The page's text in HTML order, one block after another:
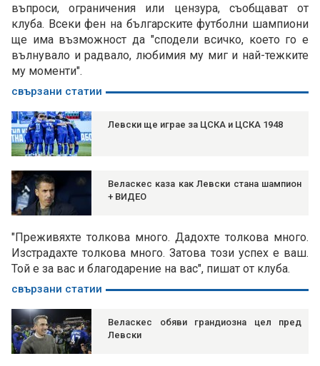
въпроси, ограничения или цензура, съобщават от
клуба. Всеки фен на българските футболни шампиони
ще има възможност да "сподели всичко, което го е
вълнувало и радвало, любимия му миг и най-тежките
му моменти".
свързани статии
Левски ще играе за ЦСКА и ЦСКА 1948
Веласкес каза как Левски стана шампион
+ ВИДЕО
"Преживяхте толкова много. Дадохте толкова много.
Изстрадахте толкова много. Затова този успех е ваш.
Той е за вас и благодарение на вас", пишат от клуба.
свързани статии
Веласкес обяви грандиозна цел пред
Левски